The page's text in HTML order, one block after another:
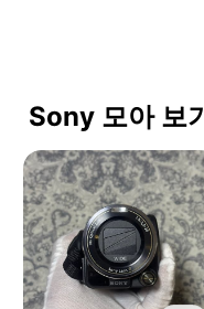
Sony 모아 보기